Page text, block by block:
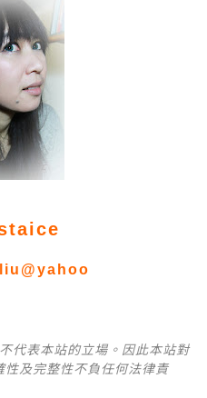
代表本站的立場。因此本站對
及完整性不負任何法律責